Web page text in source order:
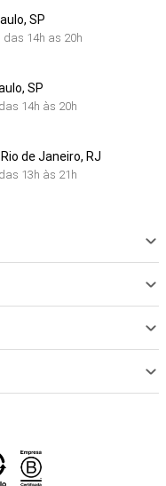
SP
das 14h as 20h
SP
14h às 20h
Rio de Janeiro, RJ
13h às 21h